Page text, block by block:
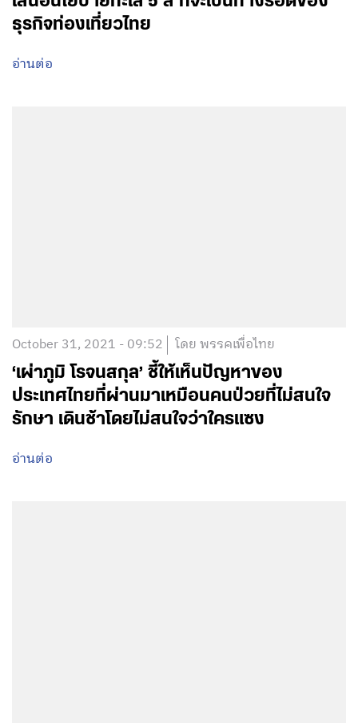
ธุรกิจท่องเที่ยวไทย
อ่านต่อ
October 31, 2021 - 09:52 โดย พรรคเพื่อไทย
‘เผ่าภูมิ โรจนสกุล’ ชี้ให้เห็นปัญหาของ
ประเทศไทยที่ผ่านมาเหมือนคนป่วยที่ไม่สนใจ
รักษา เดินช้าโดยไม่สนใจว่าใครแซง
อ่านต่อ